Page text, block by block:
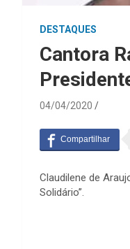
DESTAQUES
Cantora
04/04/2020
Claudilene de
Solidário”.